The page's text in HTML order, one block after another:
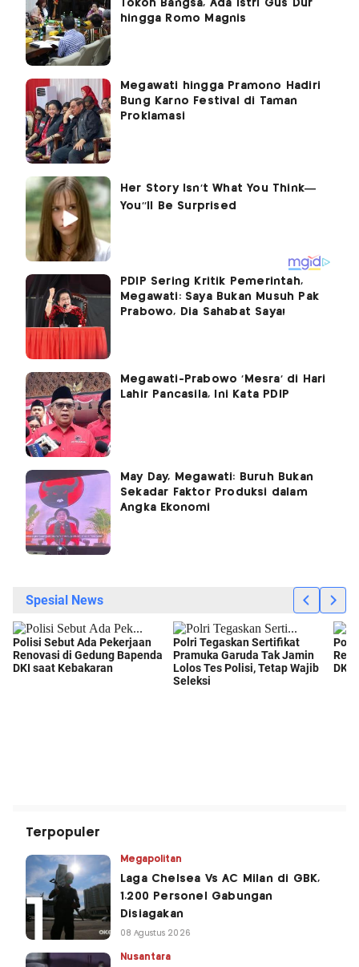
Tokoh Bangsa, Ada Istri Gus Dur
hingga Romo Magnis
Megawati hingga Pramono Hadiri
Bung Karno Festival di Taman
Proklamasi
PDIP Sering Kritik Pemerintah,
Megawati: Saya Bukan Musuh Pak
Prabowo, Dia Sahabat Saya!
Megawati-Prabowo 'Mesra' di Hari
Lahir Pancasila, Ini Kata PDIP
May Day, Megawati: Buruh Bukan
Sekadar Faktor Produksi dalam
Angka Ekonomi
Terpopuler
Megapolitan
Laga Chelsea Vs AC Milan di GBK,
1.200 Personel Gabungan
Disiagakan
08 Agustus 2026
Nusantara